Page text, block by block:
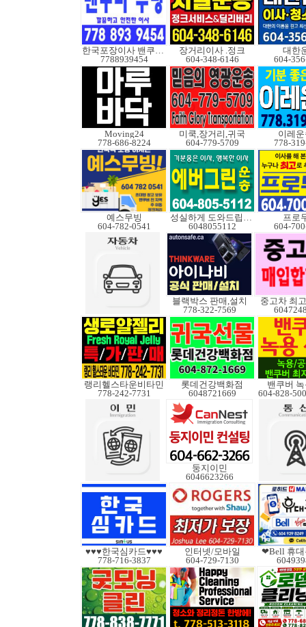
한국포장이사 밴쿠버무빙
7788939454
장거리이사 .정크
604-348-6146
대한
604-
Moving24
778-686-8224
미쿡,장거리,귀국
604-779-5709
이레
778-
예스무빙
604-782-0541
성실하게 도와드립니다
6048055112
프로
604-
블랙박스 판매,설치
778-322-7569
중고차 최
랭리헬스타운비타민
778-242-7731
롯데건강백화점
6048721669
밴쿠버
둥지이민
6046623266
♥♥♥한국심카드♥♥♥
778-716-3837
인터넷/모바일
604-729-7130
❤Bell 휴